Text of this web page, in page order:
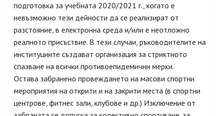
подготовка за учебната 2020/2021 г., когато е
невъзможно тези дейности да се реализират от
разстояние, в електронна среда и/или е неотложно
реалното присъствие. В тези случаи, ръководителите на
институциите създават организация за стриктното
спазване на всички противоепидемични мерки.
Остава забранено провеждането на масови спортни
мероприятия на открити и на закрити места (в спортни
центрове, фитнес зали, клубове и др.) Изключение от